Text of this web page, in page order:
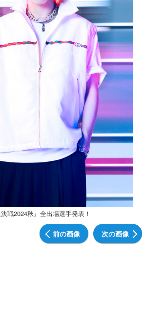
戦2024秋』全出場選手発表！
前の画像 次の画像